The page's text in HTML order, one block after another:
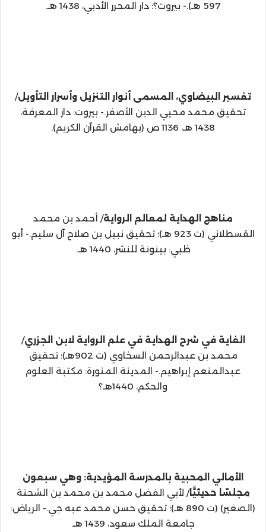
597 هـ).- بيروت؟: دار المحرر الأدبي، 1438 هـ.
تفسير البيضاوي، المسمى أنوار التنزيل وأسرار التأويل/
تحقيق محمد محيي الدين الأصفر.- بيروت: دار المعرفة،
1438 هـ، 1136 ص (بهامش القرآن الكريم).
مناهج الهداية لمعالم الرواية/ أحمد بن محمد
القسطلاني (ت 923 هـ)؛ تحقيق نبيل بن صلاح آل سليم.- أبو
ظبي: بينونة للنشر، 1440 هـ.
الغاية في شرح الهداية في علم الرواية لابن الجزري/
محمد بن عبدالرحمن السخاوي (ت 902هـ)؛ تحقيق
عبدالمنعم إبراهيم.- المدينة المنورة: مكتبة العلوم
والحكم، 1440هـ؟
الأمالي المحبية بالمدرسة المؤيدية: وهي سبعون
مجلسًا حديثيًّا/ لأبي الفضل محمد بن محمد بن الشحنة
(الصغير) (ت 890 هـ)؛ تحقيق حسن محمد عبه جي.- الرياض:
جامعة الملك سعود، 1439 هـ.